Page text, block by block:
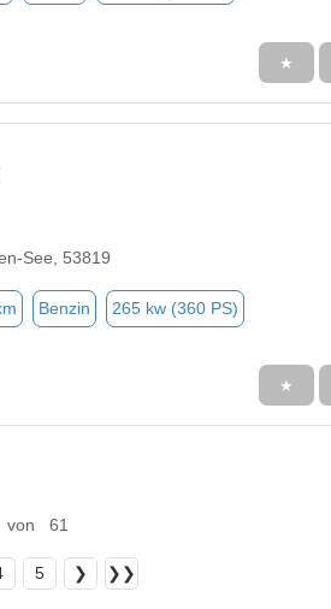
★
See, 53819
Benzin 265 kw (360 PS)
★
61
5 ❯ ❯❯